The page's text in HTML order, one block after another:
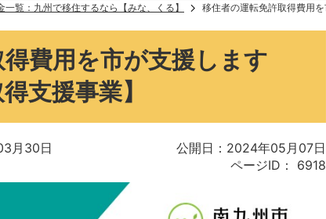
覧：九州で移住するなら【みな、くる】
移住者の運転免許取得費用
費用を市が支援します
支援事業】
月30日
公開日：2024年05月07日
ページID：
6918